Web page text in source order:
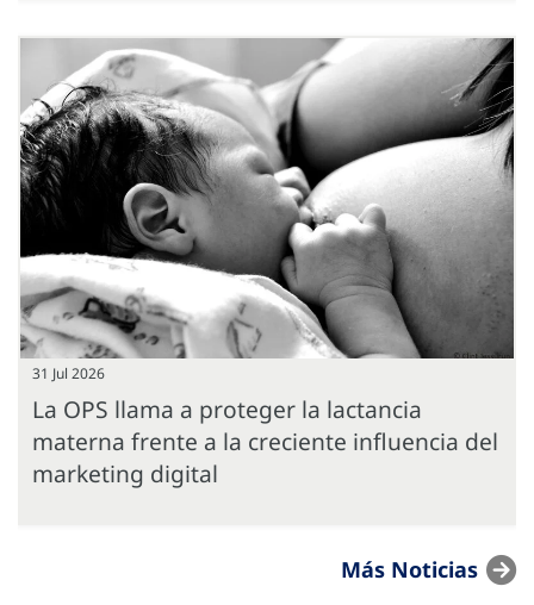
31 Jul 2026
La OPS llama a proteger la lactancia
materna frente a la creciente influencia del
marketing digital
Más Noticias